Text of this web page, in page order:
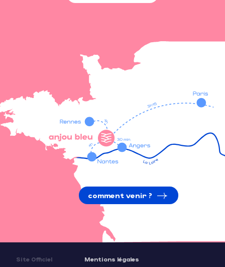
comment venir ?
Site Officiel Mentions légales